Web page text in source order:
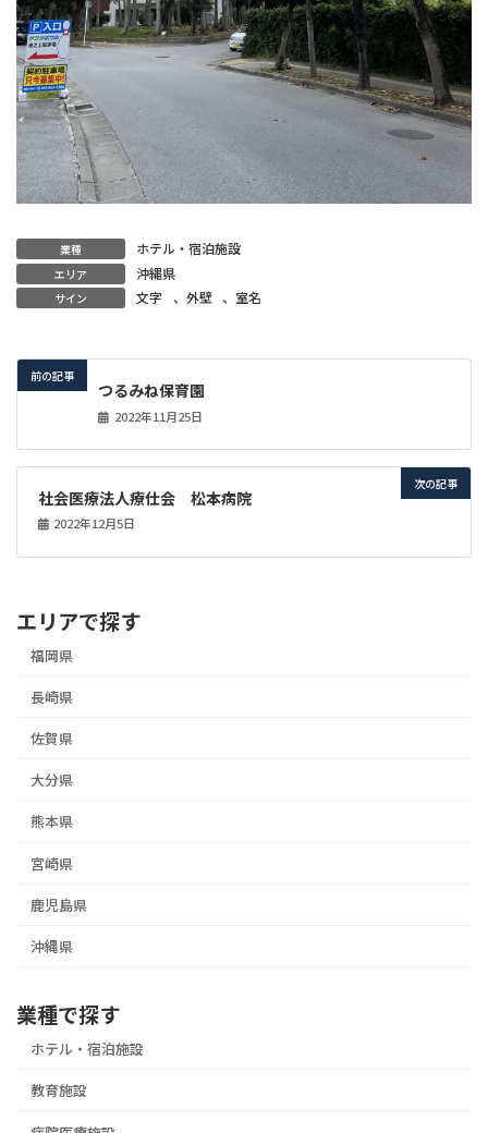
業種 ホテル・宿泊施設
エリア 沖縄県
サイン 文字 、 外壁 、 室名
前の記事
つるみね保育園
2022年11月25日
次の記事
社会医療法人療仕会 松本病院
2022年12月5日
エリアで探す
福岡県
長崎県
佐賀県
大分県
熊本県
宮崎県
鹿児島県
沖縄県
業種で探す
ホテル・宿泊施設
教育施設